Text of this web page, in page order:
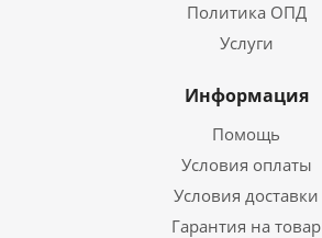
Политика ОПД
Услуги
Информация
Помощь
Условия оплаты
Условия доставки
Гарантия на товар